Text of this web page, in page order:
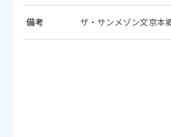
備考 ザ・サンメゾン文京本